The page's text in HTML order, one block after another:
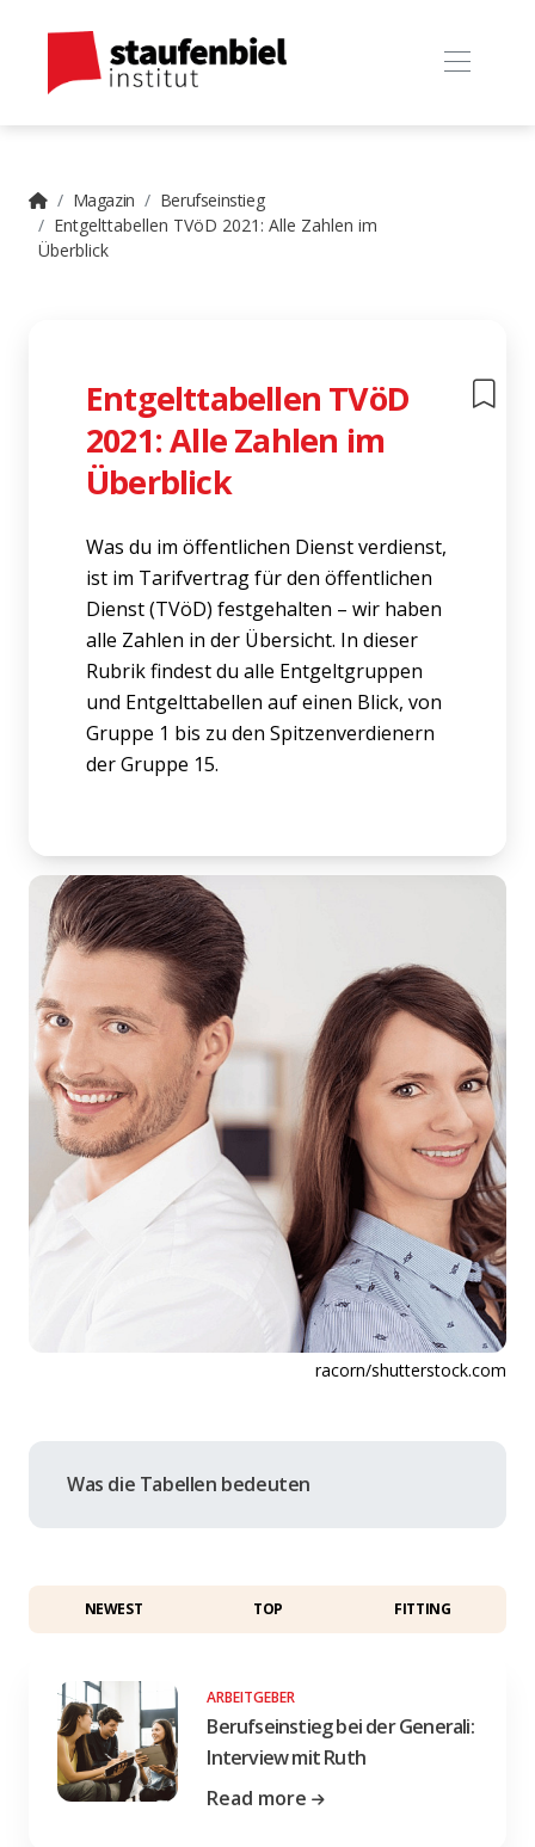
Magazin
Berufseinstieg
Entgelttabellen TVöD 2021: Alle Zahlen im
Überblick
Entgelttabellen TVöD
2021: Alle Zahlen im
Überblick
Was du im öffentlichen Dienst verdienst,
ist im Tarifvertrag für den öffentlichen
Dienst (TVöD) festgehalten – wir haben
alle Zahlen in der Übersicht. In dieser
Rubrik findest du alle Entgeltgruppen
und Entgelttabellen auf einen Blick, von
Gruppe 1 bis zu den Spitzenverdienern
der Gruppe 15.
racorn/shutterstock.com
Was die Tabellen bedeuten
NEWEST TOP FITTING
ARBEITGEBER
Berufseinstieg bei der Generali:
Interview mit Ruth
Read more